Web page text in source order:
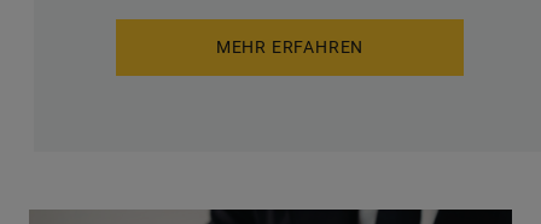
MEHR ERFAHREN